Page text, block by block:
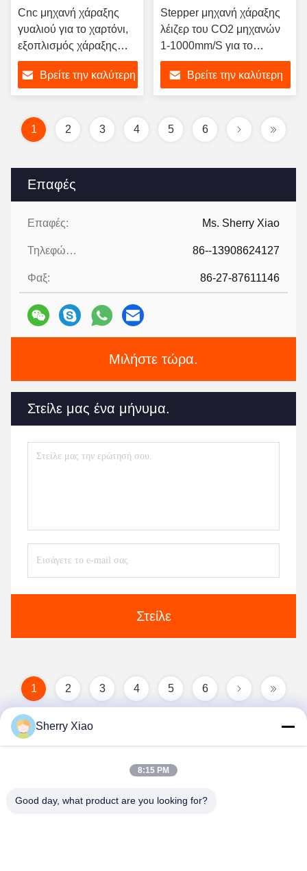
Επαφές
Επαφές: Ms. Sherry Xiao
Τηλεφώνημα: 86--13908624127
Φαξ: 86-27-87611146
Μιλήστε τώρα.
Στείλε μας ένα μήνυμα.
Στείλε
Cnc μηχανή χάραξης
γυαλιού για το χαρτόνι,
εξοπλισμός χάραξης
λέιζερ 100 Watt
Βρείτε την καλύτερη
Stepper μηχανή χάραξης
λέιζερ του CO2 μηχανών
1-1000mm/S για το
χαρτόνι/το χαρτόνι
Βρείτε την καλύτερη
1 2 3 4 5 6
1 2 3 4 5 6
Sherry Xiao
8:15 PM
Good day, what product are you looking for?